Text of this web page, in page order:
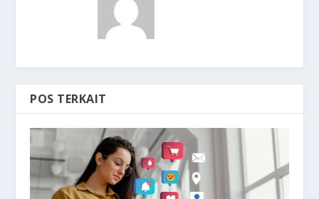
POS TERKAIT